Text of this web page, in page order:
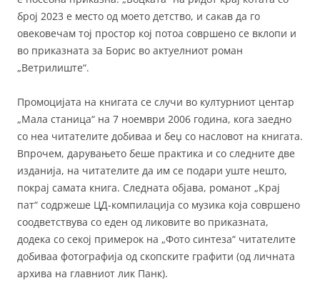
број 2023 е место од моето детство, и сакав да го
овековечам тој простор кој потоа совршено се вклопи и
во приказната за Борис во актуелниот роман
„Ветрилиште“.
Промоцијата на книгата се случи во културниот центар
„Мала станица“ на 7 ноември 2006 година, кога заедно
со неа читателите добиваа и беџ со насловот на книгата.
Впрочем, дарувањето беше практика и со следните две
изданија, на читателите да им се подари уште нешто,
покрај самата книга. Следната објава, романот „Крај
пат“ содржеше ЦД-компилација со музика која совршено
соодветствува со еден од ликовите во приказната,
додека со секој примерок на „Фото синтеза“ читателите
добиваа фотографија од скопските графити (од личната
архива на главниот лик Панк).